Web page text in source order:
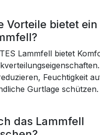
Vorteile bietet
Lammfell bietet
Feuchtigkeit
Gurtlage schützen.
das Lammfell